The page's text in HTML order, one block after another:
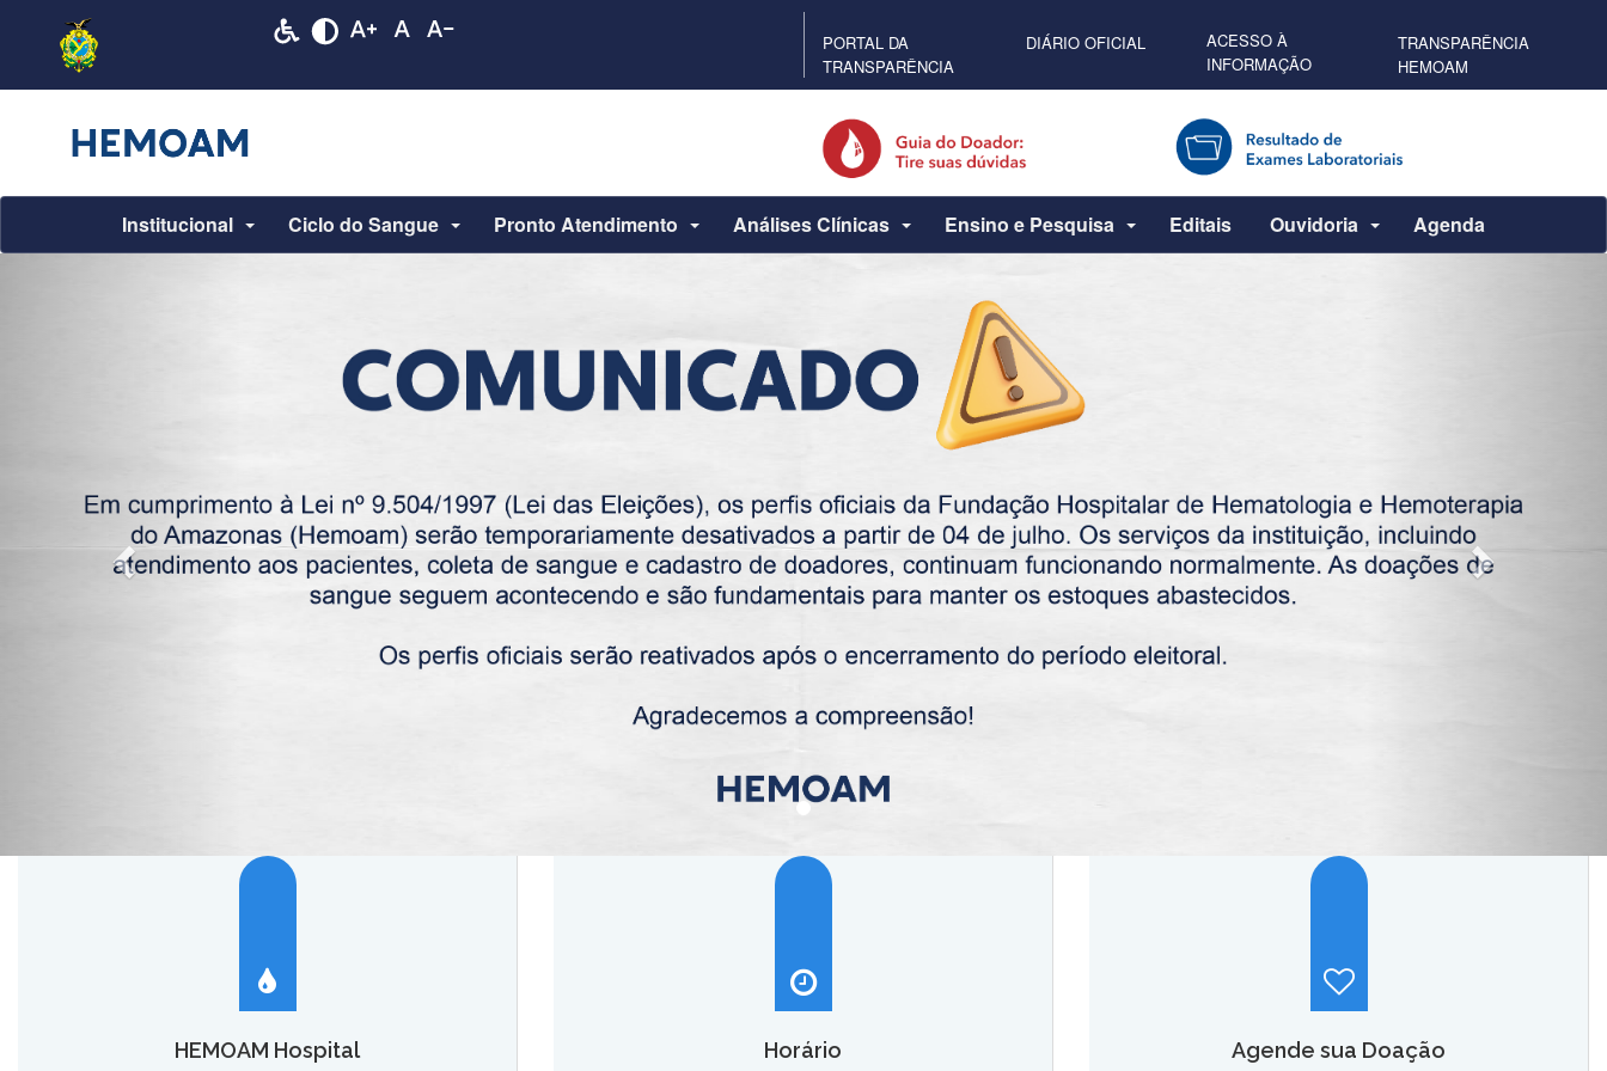
PORTAL DA
TRANSPARÊNCIA
DIÁRIO OFICIAL
ACESSO À
INFORMAÇÃO
TRANSPARÊNCIA
HEMOAM
Institucional Ciclo do Sangue Pronto Atendimento Análises Clínicas Ensino e Pesquisa Editais Ouvidoria Agenda
HEMOAM Hospital Horário Agende sua Doação